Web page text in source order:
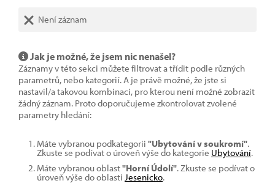
Není záznam
Jak je možné, že jsem nic nenašel?
Záznamy v této sekci můžete filtrovat a třídit podle různých
parametrů, nebo kategorií. A je právě možné, že jste si
nastavil/a takovou kombinaci, pro kterou není možné zobrazit
žádný záznam. Proto doporučujeme zkontrolovat zvolené
parametry hledání:
Máte vybranou podkategorii "Ubytování v soukromí".
Zkuste se podívat o úroveň výše do kategorie Ubytování.
Máte vybranou oblast"Horní Údolí". Zkuste se podívat o
úroveň výše do oblasti Jesenicko.